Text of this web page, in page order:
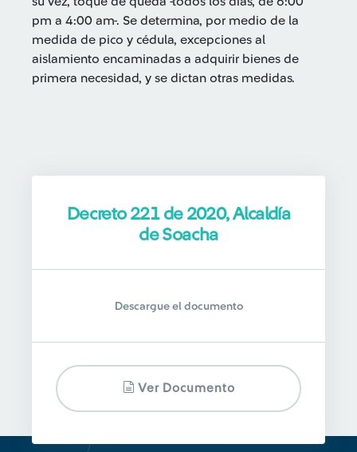
pm a 4:00 am-. Se determina, por medio de la
medida de pico y cédula, excepciones al
aislamiento encaminadas a adquirir bienes de
primera necesidad, y se dictan otras medidas.
Decreto 221 de 2020, Alcaldía
de Soacha
Descargue el documento
Ver Documento